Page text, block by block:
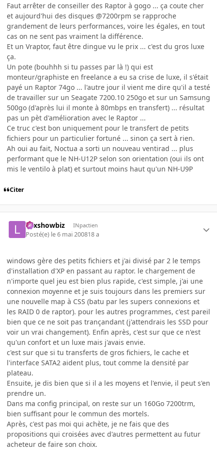
Faut arrêter de conseiller des Raptor à gogo ... ça coute cher
et aujourd'hui des disques @7200rpm se rapproche
grandement de leurs performances, voire les égales, en tout
cas on ne sent pas vraiment la différence.
Et un Vraptor, faut être dingue vu le prix ... c'est du gros luxe
ça.
Un pote (bouhhh si tu passes par là !) qui est
monteur/graphiste en freelance a eu sa crise de luxe, il s'était
payé un Raptor 74go ... l'autre jour il vient me dire qu'il a testé
de travailler sur un Seagate 7200.10 250go et sur un Samsung
500go (d'après lui il monte à 80mbps en transfert) ... résultat
pas un pèt d'amélioration avec le Raptor ...
Ce truc c'est bon uniquement pour le transfert de petits
fichiers pour un particulier fortuné ... sinon ça sert à rien.
Ah oui au fait, Noctua a sorti un nouveau ventirad ... plus
performant que le NH-U12P selon son orientation (oui ils ont
mis le ventilo à plat) et surtout moins haut qu'un NH-U9P
Citer
Lexshowbiz INpactien
Posté(e) le 6 mai 200818 a
windows gère des petits fichiers et j'ai divisé par 2 le temps
d'installation d'XP en passant au raptor. le chargement de
n'importe quel jeu est bien plus rapide, c'est simple, j'ai une
connexion moyenne et je suis toujours dans les premiers sur
une nouvelle map à CSS (batu par les supers connexions et
les RAID 0 de raptor). pour les autres programmes, c'est pareil
bien que ce ne soit pas trançandant (j'attendrais les SSD pour
voir un vrai changement). Enfin après, c'est sur que ce n'est
qu'un confort et un luxe mais j'avais envie.
c'est sur que si tu transferts de gros fichiers, le cache et
l'interface SATA2 aident plus, tout comme la densité par
plateau.
Ensuite, je dis bien que si il a les moyens et l'envie, il peut s'en
prendre un.
Dans ma config principal, on reste sur un 160Go 7200trm,
bien suffisant pour le commun des mortels.
Après, c'est pas moi qui achète, je ne fais que des
propositions qui croisées avec d'autres permettent au futur
acheteur de faire son choix.